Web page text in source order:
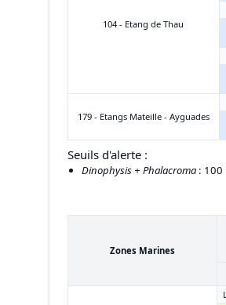
104 - Etang de Thau
179 - Etangs Mateille - Ayguades
Seuils d'alerte :
Dinophysis + Phalacroma : 100
Zones Marines